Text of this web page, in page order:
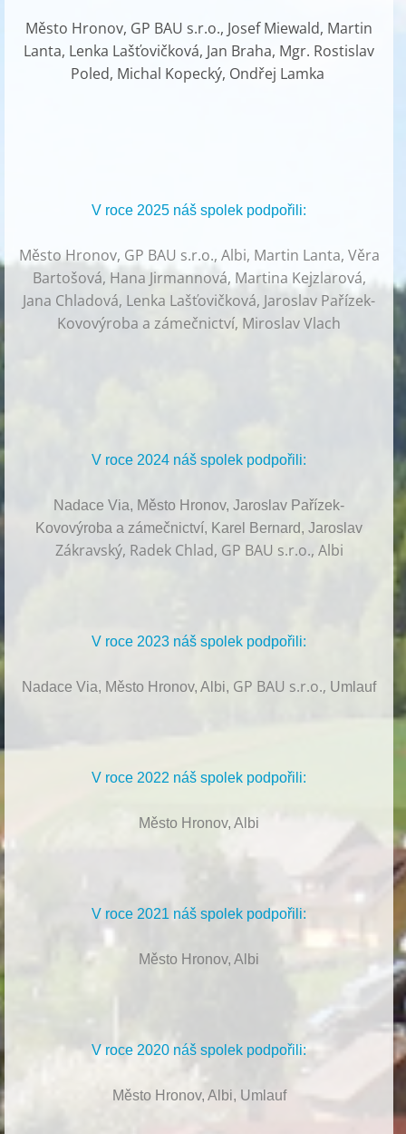
Město Hronov, GP BAU s.r.o., Josef Miewald, Martin
Lanta, Lenka Lašťovičková, Jan Braha, Mgr. Rostislav
Poled, Michal Kopecký, Ondřej Lamka
V roce 2025 náš spolek podpořili:
Město Hronov, GP BAU s.r.o., Albi, Martin Lanta, Věra
Bartošová, Hana Jirmannová, Martina Kejzlarová,
Jana Chladová, Lenka Lašťovičková, Jaroslav Pařízek-
Kovovýroba a zámečnictví, Miroslav Vlach
V roce 2024 náš spolek podpořili:
Nadace Via, Město Hronov, Jaroslav Pařízek-
Kovovýroba a zámečnictví, Karel Bernard, Jaroslav
Zákravský, Radek Chlad, GP BAU s.r.o., Albi
V roce 2023 náš spolek podpořili:
Nadace Via, Město Hronov, Albi, GP BAU s.r.o., Umlauf
V roce 2022 náš spolek podpořili:
Město Hronov, Albi
V roce 2021 náš spolek podpořili:
Město Hronov, Albi
V roce 2020 náš spolek podpořili:
Město Hronov, Albi, Umlauf